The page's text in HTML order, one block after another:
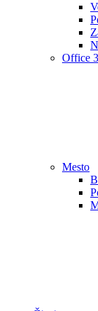
Office
Mesto